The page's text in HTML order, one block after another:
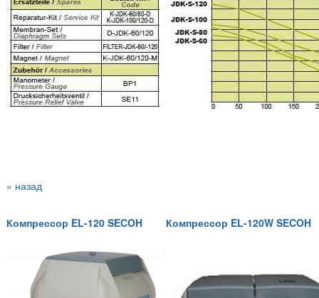
« назад
Компрессор EL-120 SECOH Компрессор EL-120W SECOH